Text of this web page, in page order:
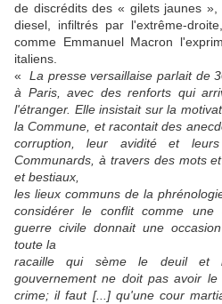
de discrédits des « gilets jaunes
diesel, infiltrés par l'extrême-
comme Emmanuel Macron
italiens.
«La presse versaillaise parlait de
à Paris, avec des renforts qui
l'étranger. Elle insistait sur la
la Commune, et racontait des
corruption, leur avidité et
Communards, à travers des mots
et bestiaux,
les lieux communs de la
considérer le conflit comme une
guerre civile donnait une
toute la
racaille qui sème le deuil et
gouvernement ne doit pas avoir
crime; il faut [...] qu'une cour